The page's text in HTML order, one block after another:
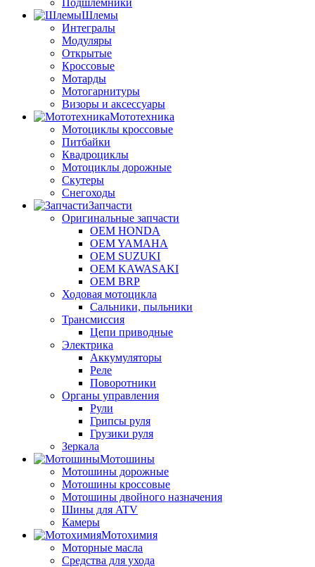
Подшлемники
Шлемы
Интегралы
Модуляры
Открытые
Кроссовые
Мотарды
Мотогарнитуры
Визоры и аксессуары
Мототехника
Мотоциклы кроссовые
Питбайки
Квадроциклы
Мотоциклы дорожные
Скутеры
Снегоходы
Запчасти
Оригинальные запчасти
OEM HONDA
OEM YAMAHA
OEM SUZUKI
OEM KAWASAKI
OEM BRP
Ходовая мотоцикла
Сальники, пыльники
Трансмиссия
Цепи приводные
Электрика
Аккумуляторы
Реле
Поворотники
Органы управления
Рули
Грипсы руля
Грузики руля
Зеркала
Мотошины
Мотошины дорожные
Мотошины кроссовые
Мотошины двойного назначения
Шины для ATV
Камеры
Мотохимия
Моторные масла
Средства для ухода